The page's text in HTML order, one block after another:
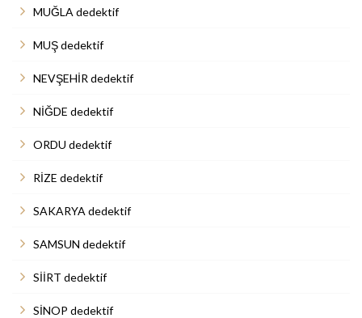
MUĞLA dedektif
MUŞ dedektif
NEVŞEHİR dedektif
NİĞDE dedektif
ORDU dedektif
RİZE dedektif
SAKARYA dedektif
SAMSUN dedektif
SİİRT dedektif
SİNOP dedektif